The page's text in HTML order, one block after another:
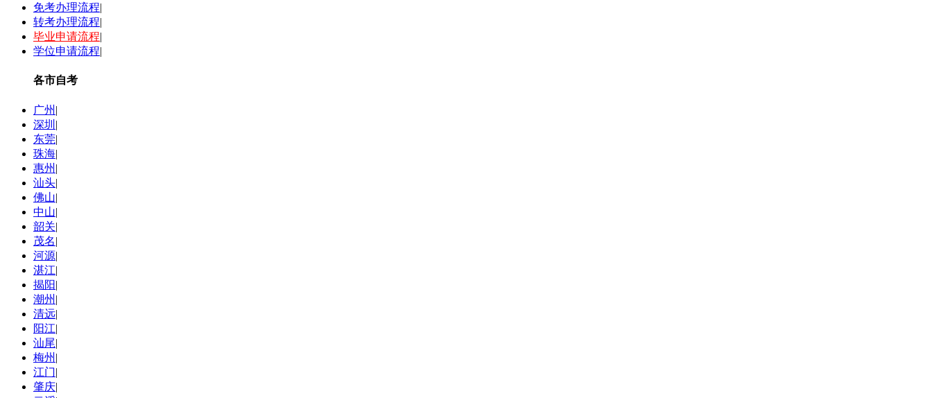
免考办理流程|
转考办理流程|
毕业申请流程|
学位申请流程|
各市自考
广州 |
深圳 |
东莞|
珠海|
惠州 |
汕头|
佛山|
中山|
韶关|
茂名|
河源|
湛江|
揭阳|
潮州 |
清远|
阳江|
汕尾|
梅州 |
江门|
肇庆|